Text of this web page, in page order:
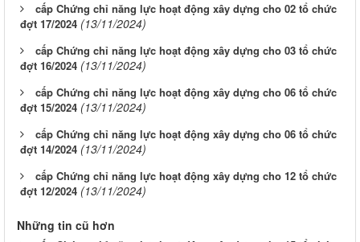
cấp Chứng chỉ năng lực hoạt động xây dựng cho 02 tổ chức
đợt 17/2024 (13/11/2024)
cấp Chứng chỉ năng lực hoạt động xây dựng cho 03 tổ chức
đợt 16/2024 (13/11/2024)
cấp Chứng chỉ năng lực hoạt động xây dựng cho 06 tổ chức
đợt 15/2024 (13/11/2024)
cấp Chứng chỉ năng lực hoạt động xây dựng cho 06 tổ chức
đợt 14/2024 (13/11/2024)
cấp Chứng chỉ năng lực hoạt động xây dựng cho 12 tổ chức
đợt 12/2024 (13/11/2024)
Những tin cũ hơn